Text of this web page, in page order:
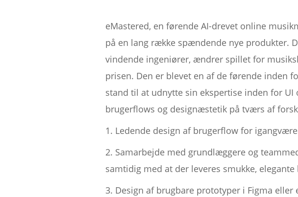
eMastered, en førende AI-drevet online
på en lang række spændende nye produkter.
vindende ingeniører, ændrer spillet for
prisen. Den er blevet en af de førende inden
stand til at udnytte sin ekspertise inden for
brugerflows og designæstetik på tværs af
1. Ledende design af brugerflow for
2. Samarbejde med grundlæggere og
samtidig med at der leveres smukke,
3. Design af brugbare prototyper i Figma